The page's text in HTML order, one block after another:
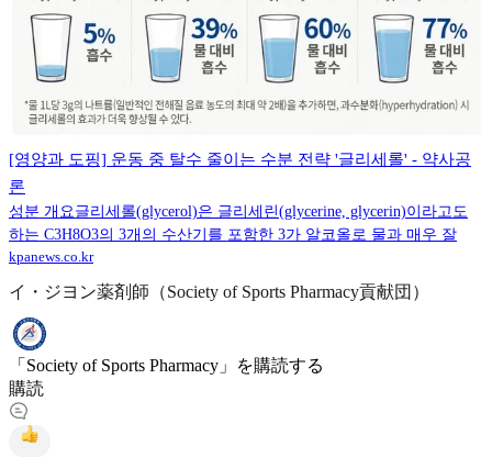
[영양과 도핑] 운동 중 탈수 줄이는 수분 전략 '글리세롤' - 약사공
론
성분 개요글리세롤(glycerol)은 글리세린(glycerine, glycerin)이라고도
하는 C3H8O3의 3개의 수산기를 포함한 3가 알코올로 물과 매우 잘
kpanews.co.kr
イ・ジヨン薬剤師（Society of Sports Pharmacy貢献団）
「Society of Sports Pharmacy」を購読する
購読